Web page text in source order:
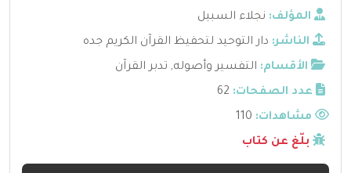
المؤلف: نجلاء السبيل
الناشر: دار التوحيد لتحفيظ القرآن الكريم جده
الأقسام: التفسير وأصوله, تدبر القرآن
عدد الصفحات: 62
مشاهدات:
بلّغ عن كتاب